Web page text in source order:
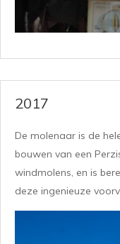
2017
De molenaar is de
bouwen van een
windmolens, en is
deze ingenieuze